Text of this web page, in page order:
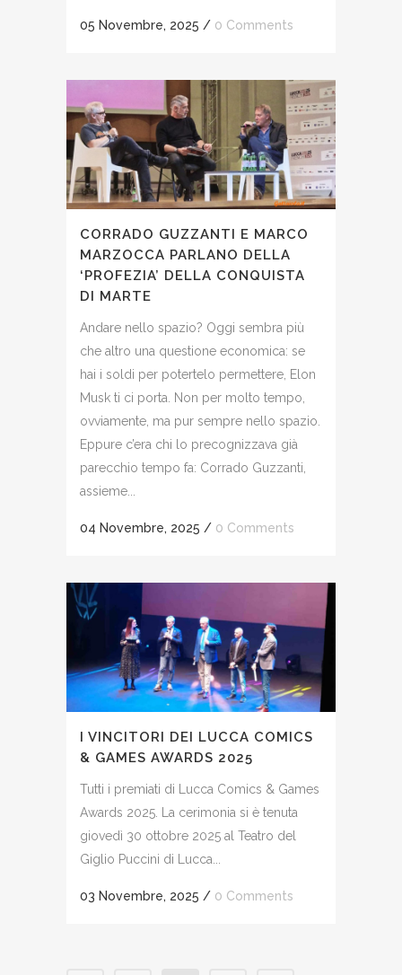
05 Novembre, 2025 / 0 Comments
CORRADO GUZZANTI E MARCO
MARZOCCA PARLANO DELLA
‘PROFEZIA’ DELLA CONQUISTA
DI MARTE
Andare nello spazio? Oggi sembra più
che altro una questione economica: se
hai i soldi per potertelo permettere, Elon
Musk ti ci porta. Non per molto tempo,
ovviamente, ma pur sempre nello spazio.
Eppure c’era chi lo precognizzava già
parecchio tempo fa: Corrado Guzzanti,
assieme...
04 Novembre, 2025 / 0 Comments
I VINCITORI DEI LUCCA COMICS
& GAMES AWARDS 2025
Tutti i premiati di Lucca Comics & Games
Awards 2025. La cerimonia si è tenuta
giovedì 30 ottobre 2025 al Teatro del
Giglio Puccini di Lucca...
03 Novembre, 2025 / 0 Comments